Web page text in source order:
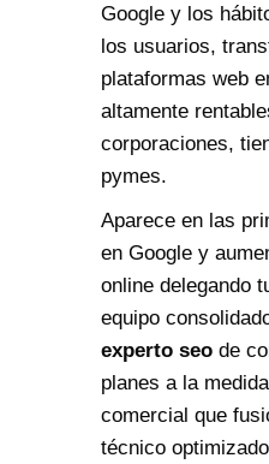
Google y los
los usuarios,
plataformas web
altamente
corporaciones,
pymes.
Aparece en las
en Google y
online delegando
equipo
experto seo de
planes a la
comercial que
técnico